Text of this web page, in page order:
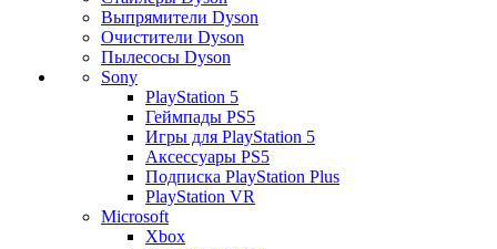
Выпрямители Dyson
Очистители Dyson
Пылесосы Dyson
Sony
PlayStation 5
Геймпады PS5
Игры для PlayStation 5
Аксессуары PS5
Подписка PlayStation Plus
PlayStation VR
Microsoft
Xbox